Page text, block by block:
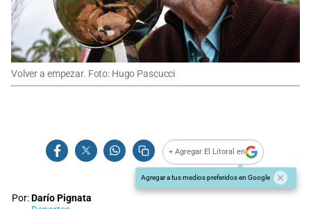
Volver a empezar. Foto: Hugo Pascucci
+ Agregar El Litoral en
Agregar a tus medios preferidos en Google
Por:Darío Pignata